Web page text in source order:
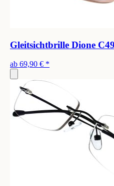
Gleitsichtbrille Dione C49
ab 69,90 € *